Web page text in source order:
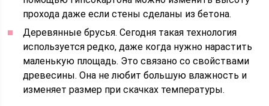
прохода даже если стены сделаны из бетона.
Деревянные брусья. Сегодня такая технология
используется редко, даже когда нужно нарастить
маленькую площадь. Это связано со свойствами
древесины. Она не любит большую влажность и
изменяет размер при скачках температуры.